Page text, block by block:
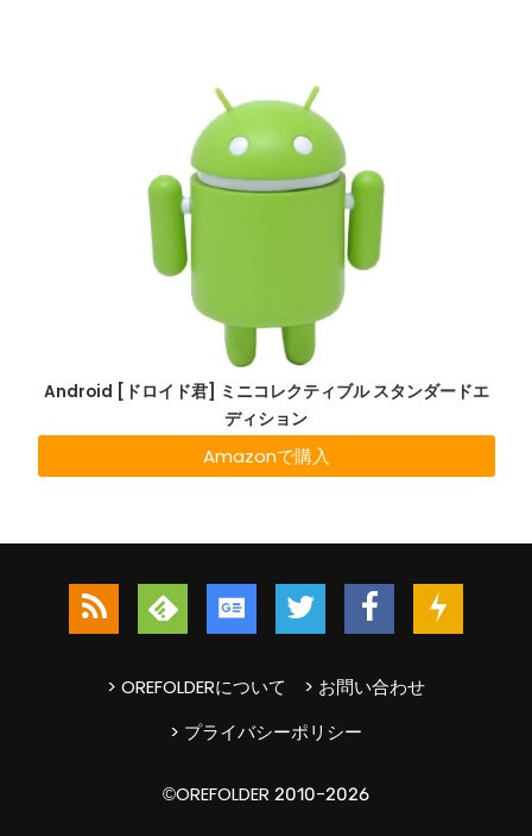
Android [ドロイド君] ミニコレクティブル スタンダードエ
ディション
Amazonで購入
> OREFOLDERについて
> お問い合わせ
> プライバシーポリシー
©OREFOLDER 2010-2026